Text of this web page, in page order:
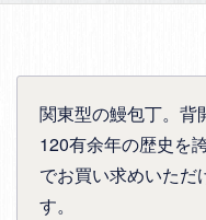
関東型の鰻包丁。背
120有余年の歴史を
でお買い求めいただ
す。